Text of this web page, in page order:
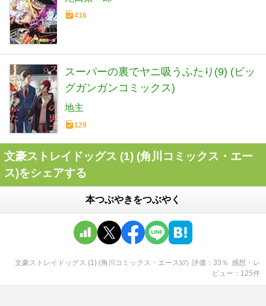
416
スーパーの裏でヤニ吸うふたり(9) (ビッ
グガンガンコミックス)
地主
129
文豪ストレイドッグス (1) (角川コミックス・エー
ス)をシェアする
本つぶやきをつぶやく
文豪ストレイドッグス (1) (角川コミックス・エース)の 評価 33 ％ 感想・レ
ビュー
125件